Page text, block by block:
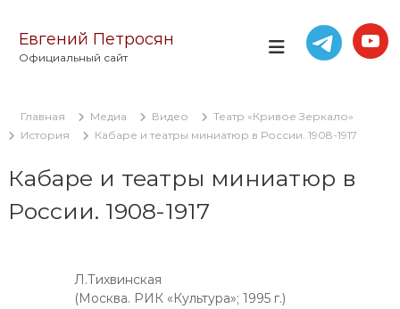
Евгений Петросян
Официальный сайт
Главная Медиа Видео
Театр «Кривое Зеркало»
История
Кабаре и театры миниатюр в России. 1908-1917
Кабаре и театры миниатюр в
России. 1908-1917
Л.Тихвинская
(Москва. РИК «Культура»; 1995 г.)